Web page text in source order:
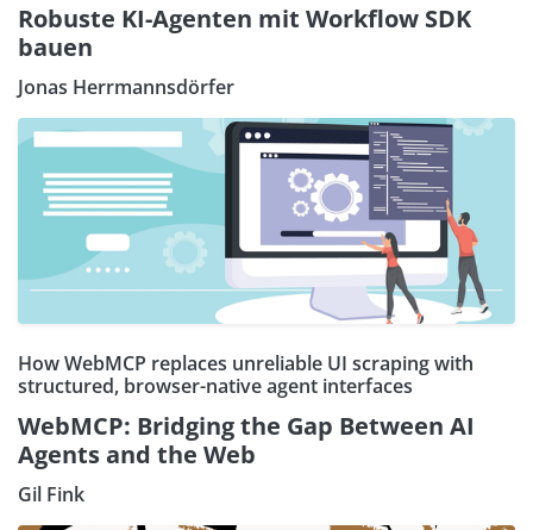
Robuste KI-Agenten mit Workflow SDK
bauen
Jonas Herrmannsdörfer
How WebMCP replaces unreliable UI scraping with
structured, browser-native agent interfaces
WebMCP: Bridging the Gap Between AI
Agents and the Web
Gil Fink